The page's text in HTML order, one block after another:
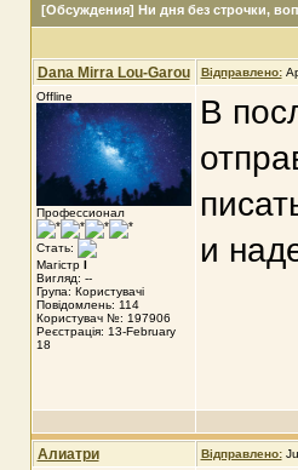
[Обсуждения] Ни дня без строчки,
Dana Mirra Lou-Garou Відправлено:
Offline
Профессионал
Стать:
Магістр I
Вигляд: --
Група: Користувачі
Повідомлень: 114
Користувач №: 197906
Реєстрація: 13-February
18
В
и
Алиатри Відправлено: